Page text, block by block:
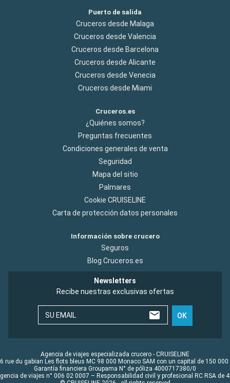
Puerto de salida
Cruceros desde Malaga
Cruceros desde Valencia
Cruceros desde Barcelona
Cruceros desde Alicante
Cruceros desde Venecia
Cruceros desde Miami
Cruceros.es
¿Quiénes somos?
Preguntas frecuentes
Condiciones generales de venta
Seguridad
Mapa del sitio
Palmares
Cookie CRUISELINE
Carta de protección datos personales
Información sobre crucero
Seguros
Blog Cruceros.es
Newsletters
Recibe nuestras exclusivas ofertas
SU EMAIL OK
Agencia de viajes especializada crucero - CRUISELINE
rue du gabian Les flots bleus MC 98 000 Monaco SAM con un capital de 150 000
Garantía financiera Groupama N° de póliza 4000717380/0
de viajes n° 006 02 0007 – Responsabilidad civil y profesional RC RSA de